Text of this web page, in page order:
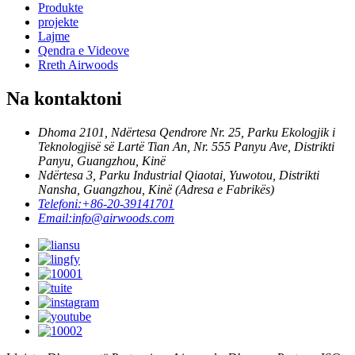
Produkte
projekte
Lajme
Qendra e Videove
Rreth Airwoods
Na kontaktoni
Dhoma 2101, Ndërtesa Qendrore Nr. 25, Parku Ekologjik i
Teknologjisë së Lartë Tian An, Nr. 555 Panyu Ave, Distrikti
Panyu, Guangzhou, Kinë
Ndërtesa 3, Parku Industrial Qiaotai, Yuwotou, Distrikti
Nansha, Guangzhou, Kinë (Adresa e Fabrikës)
Telefoni:+86-20-39141701
Email:info@airwoods.com